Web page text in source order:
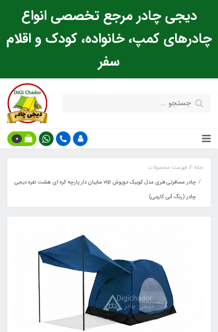
دیجی چادر مرجع تخصصی انواع
چادرهای کمپ، خانواده، کودک و اقلام
سفر
0
خانه
فهرست محصولات
چادر مسافرتی فنری مدل کوبیک دوپوش vip سایبان دار پارچه کره ای هشت نفره دیجی
چادر (رنگ آبی کاربنی)